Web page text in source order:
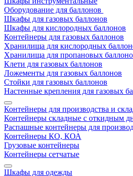
Оборудование для баллонов
Шкафы для газовых баллонов
Шкафы для кислородных баллонов
Контейнеры для газовых баллонов
Хранилища для кислородных
Хранилища для пропановых
Клети для газовых баллонов
Ложементы для газовых баллонов
Стойки для газовых баллонов
Настенные крепления для газовых
Контейнеры для производства и
Контейнеры складные с откидным
Распашные контейнеры для
Контейнеры КО, КОА
Грузовые контейнеры
Контейнеры сетчатые
Шкафы для одежды